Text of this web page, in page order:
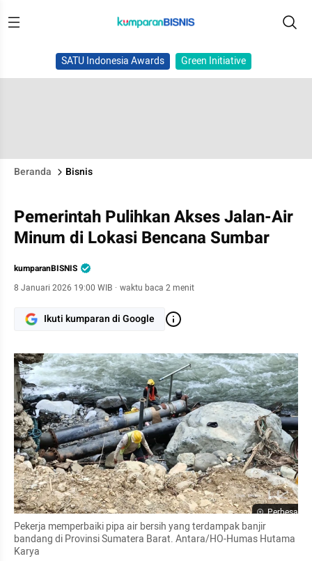
SATU Indonesia Awards Green Initiative
Beranda Bisnis
Pemerintah Pulihkan Akses Jalan-Air
Minum di Lokasi Bencana Sumbar
kumparanBISNIS
8 Januari 2026 19:00 WIB · waktu baca 2 menit
Ikuti kumparan di Google
Perbesar
Pekerja memperbaiki pipa air bersih yang terdampak banjir
bandang di Provinsi Sumatera Barat. Antara/HO-Humas Hutama
Karya